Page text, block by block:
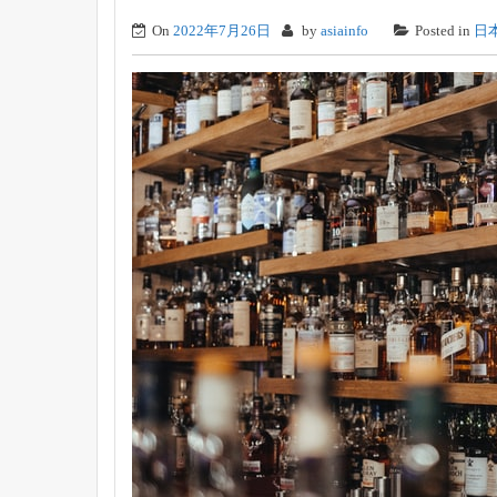
On 2022年7月26日 by asiainfo Posted in 日